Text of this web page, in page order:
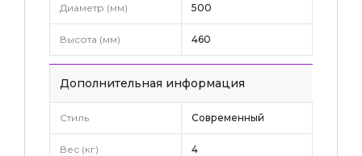
Диаметр (мм) 500
Высота (мм) 460
Дополнительная информация
Стиль Современный
Вес (кг) 4